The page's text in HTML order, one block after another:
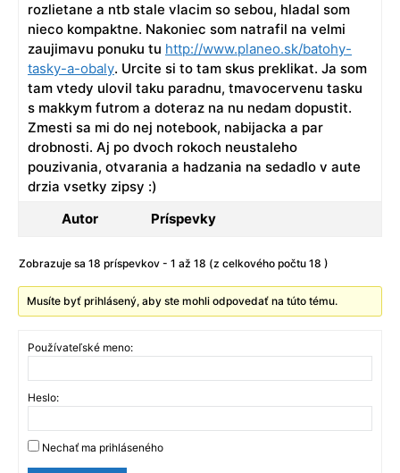
rozlietane a ntb stale vlacim so sebou, hladal som
nieco kompaktne. Nakoniec som natrafil na velmi
zaujimavu ponuku tu http://www.planeo.sk/batohy-
tasky-a-obaly. Urcite si to tam skus preklikat. Ja som
tam vtedy ulovil taku paradnu, tmavocervenu tasku
s makkym futrom a doteraz na nu nedam dopustit.
Zmesti sa mi do nej notebook, nabijacka a par
drobnosti. Aj po dvoch rokoch neustaleho
pouzivania, otvarania a hadzania na sedadlo v aute
drzia vsetky zipsy :)
Autor
Príspevky
Zobrazuje sa 18 príspevkov - 1 až 18 (z celkového počtu 18 )
Musíte byť prihlásený, aby ste mohli odpovedať na túto tému.
Používateľské meno:
Heslo:
Nechať ma prihláseného